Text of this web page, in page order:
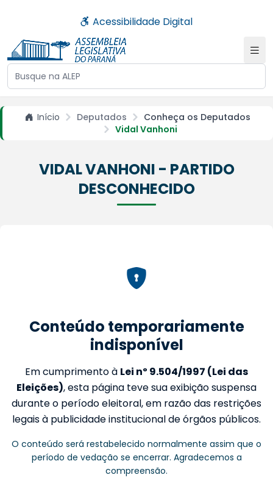
Acessibilidade Digital
Buscar no site da ALEP
Início Deputados
Conheça os Deputados
Vidal Vanhoni
VIDAL VANHONI - PARTIDO
DESCONHECIDO
Conteúdo temporariamente
indisponível
Em cumprimento à Lei nº 9.504/1997 (Lei das
Eleições), esta página teve sua exibição suspensa
durante o período eleitoral, em razão das restrições
legais à publicidade institucional de órgãos públicos.
O conteúdo será restabelecido normalmente assim que o
período de vedação se encerrar. Agradecemos a
compreensão.